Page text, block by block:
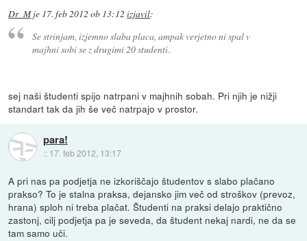
Dr_Mje 17. feb 2012 ob 13:12 izjavil:
Se strinjam, izjemno slaba placa, ampak verjetno ni spal v
majhni sobi se z drugimi 20 studenti.
sej naši študenti spijo natrpani v majhnih sobah. Pri njih je nižji
standart tak da jih še več natrpajo v prostor.
para!
:: 17. feb 2012, 13:17
A pri nas pa podjetja ne izkoriščajo študentov s slabo plačano
prakso? To je stalna praksa, dejansko jim več od stroškov (prevoz,
hrana) sploh ni treba plačat. Študenti na praksi delajo praktično
zastonj, cilj podjetja pa je seveda, da študent nekaj nardi, ne da se
tam samo uči.